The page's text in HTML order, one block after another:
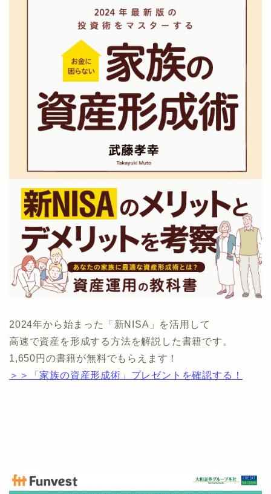
2024年から始まった「新NISA」を活用して
高速で資産を形成する方法を解説した書籍です。
1,650円の書籍が無料でもらえます！
＞＞「家族の資産形成術」プレゼントを確認する！